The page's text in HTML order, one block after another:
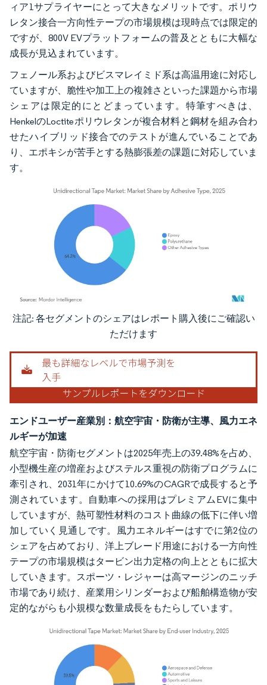
ィア1サプライヤーにとって大きなメリットです。ポリウ
レタン接合一方向性テープの市場規模は現時点では限定的
ですが、800V EVプラットフォームの普及とともに大幅な
成長が見込まれています。
フェノール系およびビスマレイミド系は高温用途に対応し
ていますが、脆性や加工上の複雑さといった課題から市場
シェアは限定的にとどまっています。特筆すべきは、
HenkelのLoctiteポリウレタンが複合材料と鋼材を組み合わ
せたハイブリッド接合でのテストが進んでいることであ
り、エポキシが苦手とする熱膨張差の課題に対応していま
す。
画像 © Mordor Intelligence。再利用にはCC BY 4.0の表示が必要です。
注記: 各セグメントのシェアはレポート購入後にご確認い
ただけます
エンドユーザー産業別：航空宇宙・防衛が主導、風力エネ
ルギーが加速
航空宇宙・防衛セグメントは2025年売上の39.48%を占め、
小型機生産の増産およびステルス重視の防衛プログラムに
牽引され、2031年にかけて10.69%のCAGRで成長すると予
測されています。自動車への採用はプレミアムEVに集中
していますが、熱可塑性材料のコスト曲線の低下に伴い増
加していく見通しです。風力エネルギーはすでに第2位の
シェアを占めており、洋上ブレード用途における一方向性
テープの市場規模はタービン出力定格の向上とともに拡大
していきます。スポーツ・レジャーは高マージンのニッチ
市場であり続け、産業用シリンダーおよび船舶構造物が安
定的ながらも小規模な数量成長をもたらしています。